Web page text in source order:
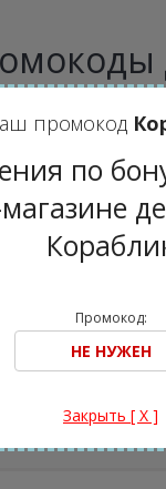
промокод
по
Промокод:
Закрыть [ X ]